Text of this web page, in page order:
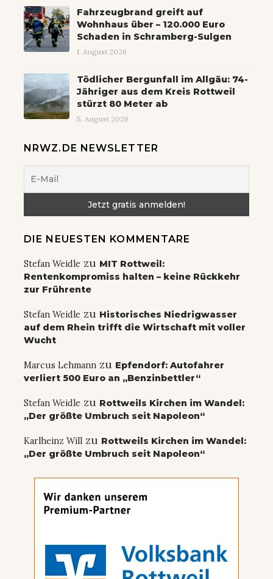
Fahrzeugbrand greift auf
Wohnhaus über – 120.000 Euro
Schaden in Schramberg-Sulgen
1. August 2026
Tödlicher Bergunfall im Allgäu: 74-
Jähriger aus dem Kreis Rottweil
stürzt 80 Meter ab
5. August 2026
NRWZ.DE NEWSLETTER
DIE NEUESTEN KOMMENTARE
Stefan Weidle zu MIT Rottweil:
Rentenkompromiss halten – keine Rückkehr
zur Frührente
Stefan Weidle zu Historisches Niedrigwasser
auf dem Rhein trifft die Wirtschaft mit voller
Wucht
Marcus Lehmann zu Epfendorf: Autofahrer
verliert 500 Euro an „Benzinbettler“
Stefan Weidle zu Rottweils Kirchen im Wandel:
„Der größte Umbruch seit Napoleon“
Karlheinz Will zu Rottweils Kirchen im Wandel:
„Der größte Umbruch seit Napoleon“